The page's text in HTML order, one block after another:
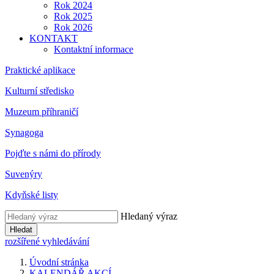
Rok 2024
Rok 2025
Rok 2026
KONTAKT
Kontaktní informace
Praktické aplikace
Kulturní středisko
Muzeum příhraničí
Synagoga
Pojďte s námi do přírody
Suvenýry
Kdyňské listy
Hledaný výraz
Hledat
rozšířené vyhledávání
Úvodní stránka